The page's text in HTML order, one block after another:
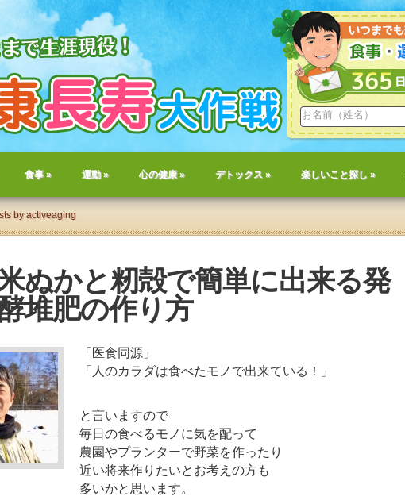
食事» 運動» 心の健康» デトックス » 楽しいこと探し »
by activeaging
ぬかと籾殻で簡単に出来る発
堆肥の作り方
「医食同源」
「人のカラダは食べたモノで出来ている！」
と言いますので
毎日の食べるモノに気を配って
農園やプランターで野菜を作ったり
近い将来作りたいとお考えの方も
多いかと思います。